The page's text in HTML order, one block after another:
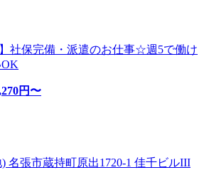
】社保完備・派遣のお仕事☆週5で働け
円〜
名張市蔵持町原出1720-1 佳千ビルIII